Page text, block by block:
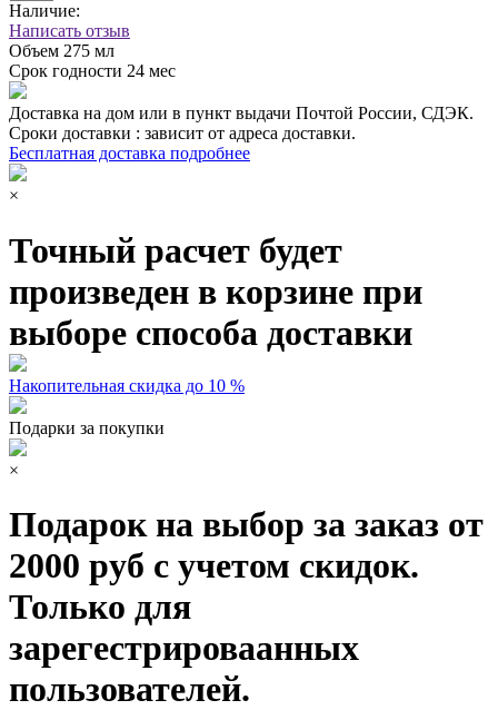
Наличие:
Написать отзыв
Объем 275 мл
Срок годности 24 мес
Доставка на дом или в пункт выдачи Почтой России, СДЭК.
Сроки доставки : зависит от адреса доставки.
Бесплатная доставка подробнее
×
Точный расчет будет
произведен в корзине при
выборе способа доставки
Накопительная скидка до 10 %
Подарки за покупки
×
Подарок на выбор за заказ от
2000 руб с учетом скидок.
Только для
зарегестрироваанных
пользователей.